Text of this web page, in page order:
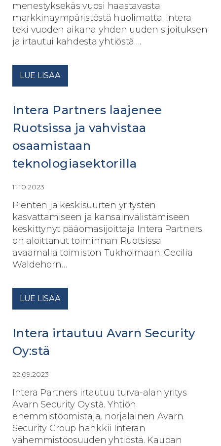
menestyksekäs vuosi haastavasta
markkinaympäristöstä huolimatta. Intera
teki vuoden aikana yhden uuden sijoituksen
ja irtautui kahdesta yhtiöstä….
LUE LISÄÄ
Intera Partners laajenee
Ruotsissa ja vahvistaa
osaamistaan
teknologiasektorilla
11.10.2023
Pienten ja keskisuurten yritysten
kasvattamiseen ja kansainvälistämiseen
keskittynyt pääomasijoittaja Intera Partners
on aloittanut toiminnan Ruotsissa
avaamalla toimiston Tukholmaan. Cecilia
Waldehorn…
LUE LISÄÄ
Intera irtautuu Avarn Security
Oy:stä
22.09.2023
Intera Partners irtautuu turva-alan yritys
Avarn Security Oy:stä. Yhtiön
enemmistöomistaja, norjalainen Avarn
Security Group hankkii Interan
vähemmistöosuuden yhtiöstä. Kaupan